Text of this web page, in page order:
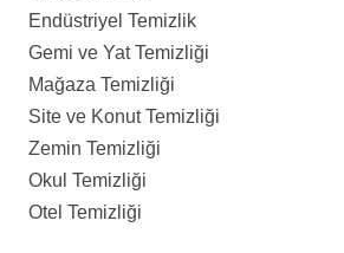
Endüstriyel Temizlik
Gemi ve Yat Temizliği
Mağaza Temizliği
Site ve Konut Temizliği
Zemin Temizliği
Okul Temizliği
Otel Temizliği